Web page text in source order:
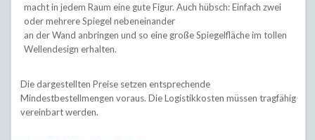
macht in jedem Raum eine gute Figur. Auch hübsch: Einfach zwei
oder mehrere Spiegel nebeneinander
an der Wand anbringen und so eine große Spiegelfläche im tollen
Wellendesign erhalten.
Die dargestellten Preise setzen entsprechende
Mindestbestellmengen voraus. Die Logistikkosten müssen tragfähig
vereinbart werden.